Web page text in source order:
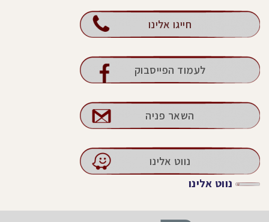
חייגו אלינו
לעמוד הפייסבוק
השאר פניה
נווט אלינו
נווט אלינו